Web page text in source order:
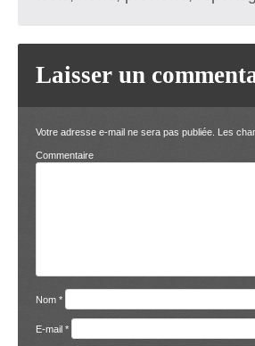
Laisser un
Votre adresse e-mail ne sera pas publiée. Les
Nom *
E-mail *